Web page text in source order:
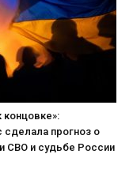
концовке»:
сделала прогноз о
СВО и судьбе России